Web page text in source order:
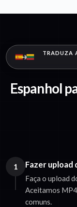
TRADUZA
Espanhol
1 Fazer upload
Faça o upload
Aceitamos
comuns.